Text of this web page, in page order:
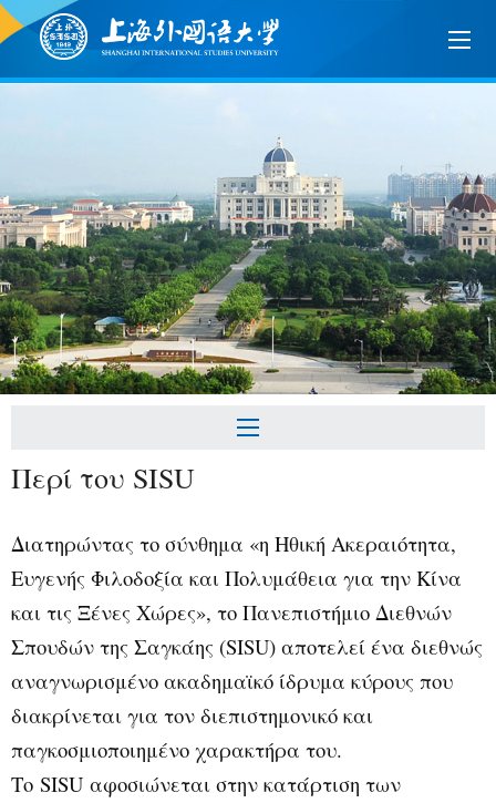
Περί του SISU
Διατηρώντας το σύνθημα «η Ηθική Ακεραιότητα,
Ευγενής Φιλοδοξία και Πολυμάθεια για την Κίνα
και τις Ξένες Χώρες», το Πανεπιστήμιο Διεθνών
Σπουδών της Σαγκάης (SISU) αποτελεί ένα διεθνώς
αναγνωρισμένο ακαδημαϊκό ίδρυμα κύρους που
διακρίνεται για τον διεπιστημονικό και
παγκοσμιοποιημένο χαρακτήρα του.
Το SISU αφοσιώνεται στην κατάρτιση των